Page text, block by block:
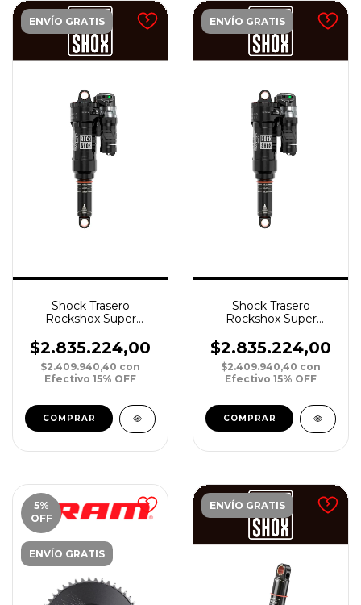
ENVÍO GRATIS
Shock Trasero
Rockshox Super
RC3 DebonAir Pro R55
185x55 C37 X6 3P C2
$2.835.224,00
$2.409.940,40 con
Efectivo 15% OFF
ENVÍO GRATIS
Shock Trasero
Rockshox Super
DebonAir Lin R55
210x55 C30 X6 3P
$2.835.224,00
$2.409.940,40 con
Efectivo 15% OFF
5%
OFF
ENVÍO GRATIS
ENVÍO GRATIS